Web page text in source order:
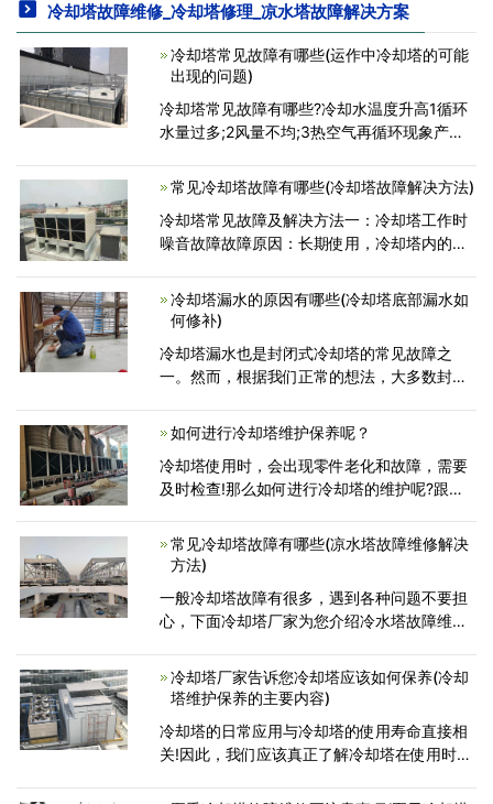
冷却塔故障维修_冷却塔修理_凉水塔故障解决方案
冷却塔常见故障有哪些(运作中冷却塔的可能
出现的问题)
冷却塔常见故障有哪些?冷却水温度升高1循环
水量过多;2风量不均;3热空气再循环现象产生4
网阻塞;1调节水量至设计标准;2改善通风环境;3
改善通
常见冷却塔故障有哪些(冷却塔故障解决方法)
冷却塔常见故障及解决方法一：冷却塔工作时
噪音故障故障原因：长期使用，冷却塔内的润
发生变化，冷却塔常见故障及解决方法二：冷
却塔水温不正常，故障原
冷却塔漏水的原因有哪些(冷却塔底部漏水如
何修补)
冷却塔漏水也是封闭式冷却塔的常见故障之
一。然而，根据我们正常的想法，大多数封闭
却水也在封闭的盘管内循环，不应出现漏水现
象?在此，广东康明空调
如何进行冷却塔维护保养呢？
冷却塔使用时，会出现零件老化和故障，需要
及时检查!那么如何进行冷却塔的维护呢?跟随
工作噪声故障，故障原因分析：长期使用，冷
却塔润滑脂不足或缺失
常见冷却塔故障有哪些(凉水塔故障维修解决
方法)
一般冷却塔故障有很多，遇到各种问题不要担
心，下面冷却塔厂家为您介绍冷水塔故障维修
1.电压偏高或略低。在特定负载下，如果电压
变化的范围需要在
冷却塔厂家告诉您冷却塔应该如何保养(冷却
塔维护保养的主要内容)
冷却塔的日常应用与冷却塔的使用寿命直接相
关!因此，我们应该真正了解冷却塔在使用时必
高配件的交换利用率2.配件必须完整，以维护